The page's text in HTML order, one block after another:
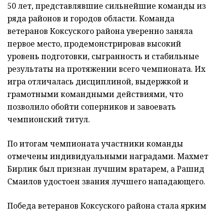
50 лет, представлявшие сильнейшие команды из
ряда районов и городов области. Команда
ветеранов Коксуского района уверенно заняла
первое место, продемонстрировав высокий
уровень подготовки, сыгранность и стабильные
результаты на протяжении всего чемпионата. Их
игра отличалась дисциплиной, выдержкой и
грамотными командными действиями, что
позволило обойти соперников и завоевать
чемпионский титул.
По итогам чемпионата участники команды
отмечены индивидуальными наградами. Махмет
Бирлик был признан лучшим вратарем, а Рашид
Смаилов удостоен звания лучшего нападающего.
Победа ветеранов Коксуского района стала ярким